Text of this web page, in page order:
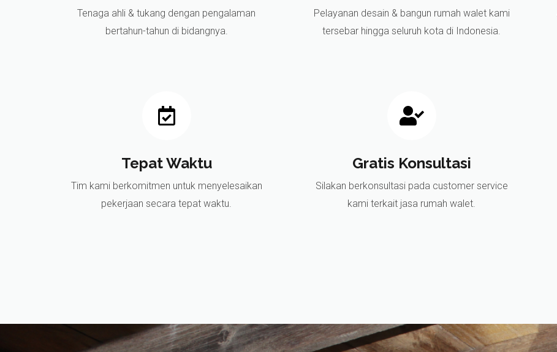
Tenaga ahli & tukang dengan pengalaman
bertahun-tahun di bidangnya.
Tepat Waktu
Tim kami berkomitmen untuk menyelesaikan
pekerjaan secara tepat waktu.
Pelayanan desain & bangun rumah walet kami
tersebar hingga seluruh kota di Indonesia.
Gratis Konsultasi
Silakan berkonsultasi pada customer service
kami terkait jasa rumah walet.